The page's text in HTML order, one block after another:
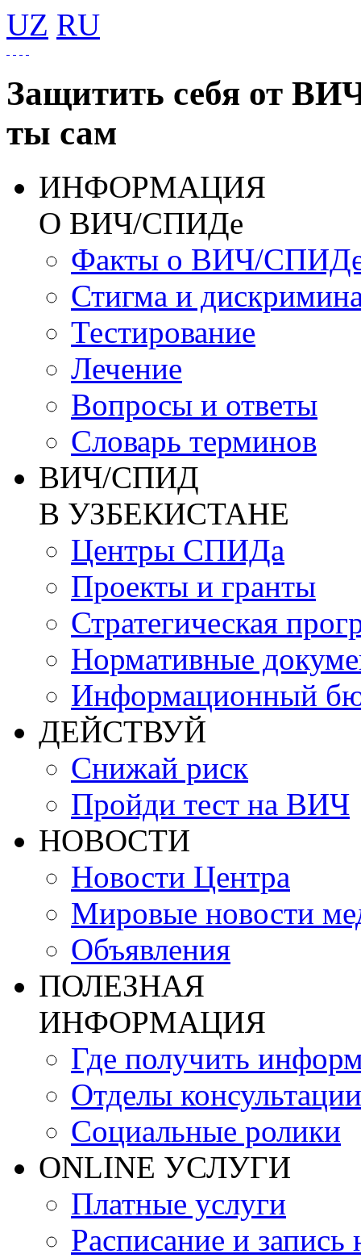
UZ RU
Защитить себя от
ты сам
ИНФОРМАЦИЯ
О ВИЧ/СПИДе
Факты о ВИЧ/
Стигма и
Тестирование
Лечение
Вопросы и ответы
Словарь терминов
ВИЧ/СПИД
В УЗБЕКИСТАНЕ
Центры СПИДа
Проекты и гранты
Стратегическая
Нормативные
Информационный
ДЕЙСТВУЙ
Снижай риск
Пройди тест на ВИЧ
НОВОСТИ
Новости Центра
Мировые новости
Объявления
ПОЛЕЗНАЯ
ИНФОРМАЦИЯ
Где получить
Отделы консультации
Социальные ролики
ONLINE УСЛУГИ
Платные услуги
Расписание и запись